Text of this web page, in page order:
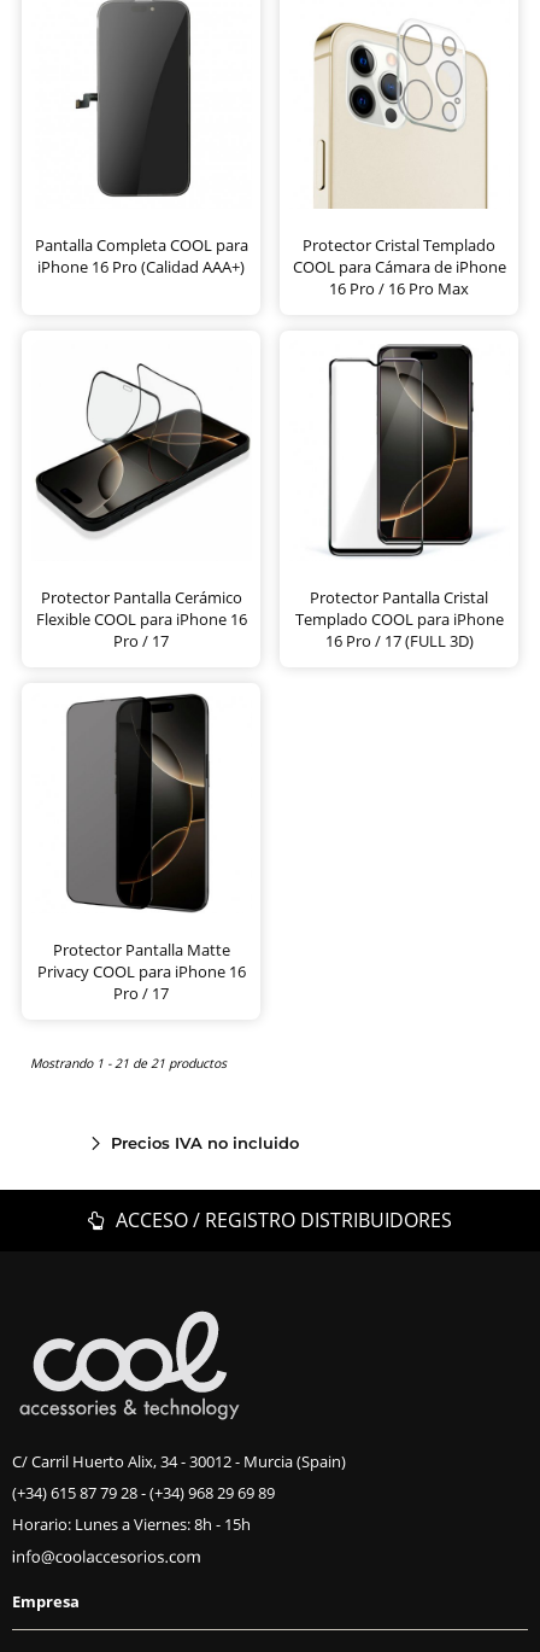
Pantalla Completa COOL para
iPhone 16 Pro (Calidad AAA+)
Protector Cristal Templado
COOL para Cámara de iPhone
16 Pro / 16 Pro Max
Protector Pantalla Cerámico
Flexible COOL para iPhone 16
Pro / 17
Protector Pantalla Cristal
Templado COOL para iPhone
16 Pro / 17 (FULL 3D)
Protector Pantalla Matte
Privacy COOL para iPhone 16
Pro / 17
Mostrando 1 - 21 de 21 productos
Precios IVA no incluido
ACCESO / REGISTRO DISTRIBUIDORES
C/ Carril Huerto Alix, 34 - 30012 - Murcia (Spain)
(+34) 615 87 79 28-(+34) 968 29 69 89
Horario: Lunes a Viernes: 8h - 15h
Empresa